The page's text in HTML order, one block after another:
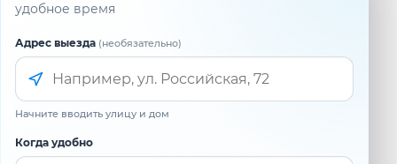
удобное время
Адрес выезда (необязательно)
Начните вводить улицу и дом
Когда удобно